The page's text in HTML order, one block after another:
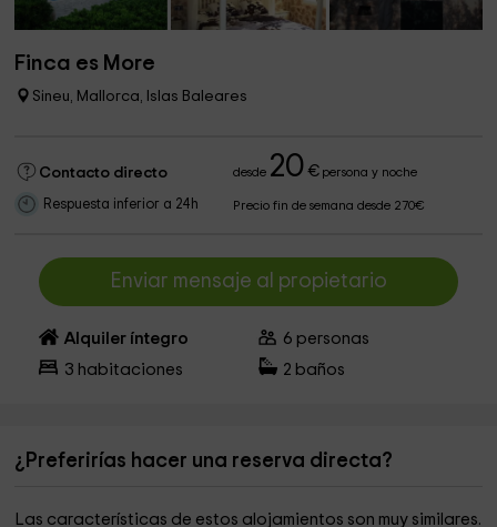
Finca es More
Sineu, Mallorca, Islas Baleares
Contacto directo desde 20 €persona y noche
Respuesta inferior a 24h Precio fin de semana desde 270€
Enviar mensaje al propietario
Alquiler íntegro 6 personas
3 habitaciones 2 baños
¿Preferirías hacer una reserva directa?
Las características de estos alojamientos son muy similares.